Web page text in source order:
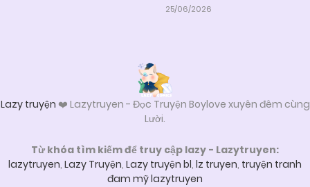
Chapter 28
Chapter 27 04/06/2025
25/06/2026
Lazy truyện ❤️ Lazytruyen - Đọc Truyện Boylove xuyên đêm cùng
Lười.
Từ khóa tìm kiếm để truy cập lazy - Lazytruyen:
lazytruyen, Lazy Truyện, Lazy truyện bl, lz truyen, truyện tranh
đam mỹ lazytruyen